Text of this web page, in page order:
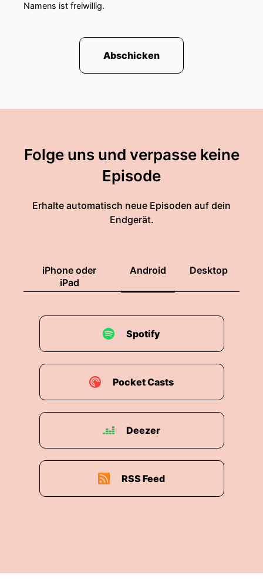
Namens ist freiwillig.
Abschicken
Folge uns und verpasse keine
Episode
Erhalte automatisch neue Episoden auf dein
Endgerät.
iPhone oder
iPad
Android Desktop
Spotify
Pocket Casts
Deezer
RSS Feed